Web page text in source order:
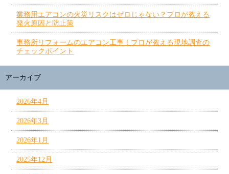
業務用エアコンの火災リスクはゼロじゃない？プロが教える
発火原因と防止策
事務所リフォームのエアコン工事！プロが教える現地調査の
チェックポイント
アーカイブ
2026年4月
2026年3月
2026年1月
2025年12月